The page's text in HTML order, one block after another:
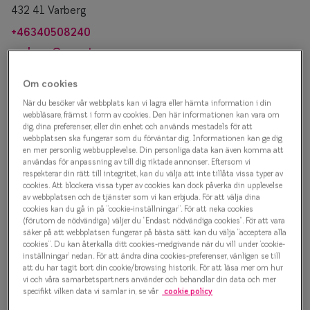
Olika
Taberg
Oscar
432 41 Varberg
+46340508240
varberg@smarteyes.se
Boka tid
Välj datum
3 aug. - 23 aug.
Mån Tis Ons Tor Fre Lör Sön
Om cookies
När du besöker vår webbplats kan vi lagra eller hämta information i din
webbläsare, främst i form av cookies. Den här informationen kan vara om
dig, dina preferenser, eller din enhet och används mestadels för att
webbplatsen ska fungerar som du förväntar dig. Informationen kan ge dig
en mer personlig webbupplevelse. Din personliga data kan även komma att
användas för anpassning av till dig riktade annonser. Eftersom vi
respekterar din rätt till integritet, kan du välja att inte tillåta vissa typer av
cookies. Att blockera vissa typer av cookies kan dock påverka din upplevelse
av webbplatsen och de tjänster som vi kan erbjuda. För att välja dina
cookies kan du gå in på ”cookie-inställningar”. För att neka cookies
(förutom de nödvändiga) väljer du ”Endast nödvändiga cookies”. För att vara
säker på att webbplatsen fungerar på bästa sätt kan du välja ”acceptera alla
cookies”. Du kan återkalla ditt cookies-medgivande när du vill under ’cookie-
inställningar’ nedan. För att ändra dina cookies-preferenser, vänligen se till
att du har tagit bort din cookie/browsing historik. För att läsa mer om hur
vi och våra samarbetspartners använder och behandlar din data och mer
specifikt vilken data vi samlar in, se vår cookie policy